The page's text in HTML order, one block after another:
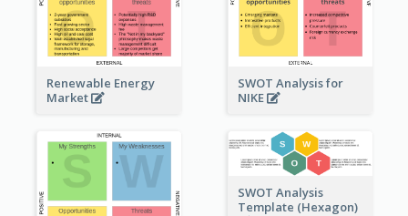
Renewable Energy
Market
SWOT Analysis for
NIKE
SWOT Analysis
Template (Hexagon)